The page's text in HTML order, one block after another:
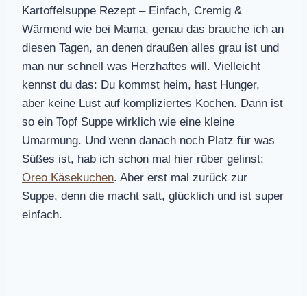
Kartoffelsuppe Rezept – Einfach, Cremig &
Wärmend wie bei Mama, genau das brauche ich an
diesen Tagen, an denen draußen alles grau ist und
man nur schnell was Herzhaftes will. Vielleicht
kennst du das: Du kommst heim, hast Hunger,
aber keine Lust auf kompliziertes Kochen. Dann ist
so ein Topf Suppe wirklich wie eine kleine
Umarmung. Und wenn danach noch Platz für was
Süßes ist, hab ich schon mal hier rüber gelinst:
Oreo Käsekuchen. Aber erst mal zurück zur
Suppe, denn die macht satt, glücklich und ist super
einfach.